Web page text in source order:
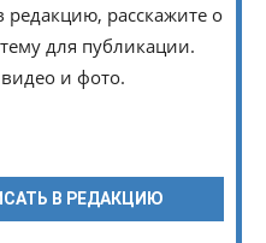
редакцию, расскажите о
для публикации.
и фото.
В РЕДАКЦИЮ